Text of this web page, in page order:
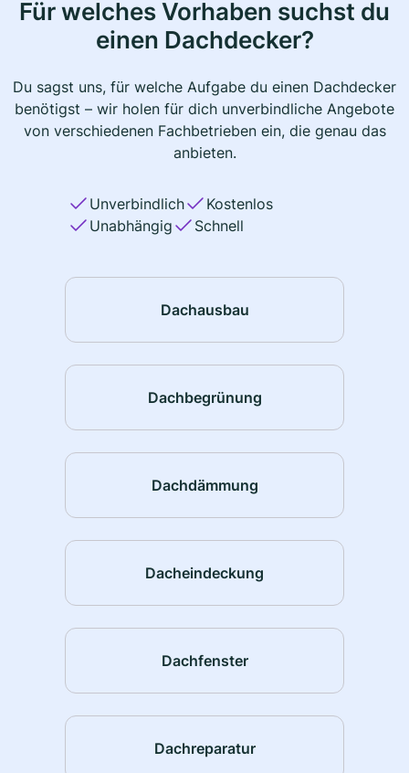
Für welches Vorhaben suchst du
einen Dachdecker?
Du sagst uns, für welche Aufgabe du einen Dachdecker
benötigst – wir holen für dich unverbindliche Angebote
von verschiedenen Fachbetrieben ein, die genau das
anbieten.
Unverbindlich
Kostenlos
Unabhängig
Schnell
Dachausbau
Dachbegrünung
Dachdämmung
Dacheindeckung
Dachfenster
Dachreparatur